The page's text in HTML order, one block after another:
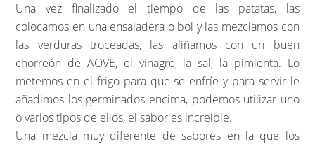
Una vez finalizado el tiempo de las patatas, las
colocamos en una ensaladera o bol y las mezclamos con
las verduras troceadas, las aliñamos con un buen
chorreón de AOVE, el vinagre, la sal, la pimienta. Lo
metemos en el frigo para que se enfríe y para servir le
añadimos los germinados encima, podemos utilizar uno
o varios tipos de ellos, el sabor es increíble.
Una mezcla muy diferente de sabores en la que los